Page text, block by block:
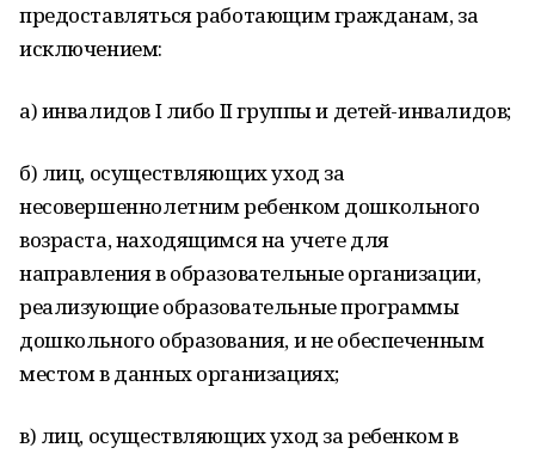
предоставляться работающим гражданам, за
исключением:
а) инвалидов I либо II группы и детей-инвалидов;
б) лиц, осуществляющих уход за
несовершеннолетним ребенком дошкольного
возраста, находящимся на учете для
направления в образовательные организации,
реализующие образовательные программы
дошкольного образования, и не обеспеченным
местом в данных организациях;
в) лиц, осуществляющих уход за ребенком в